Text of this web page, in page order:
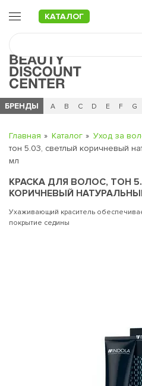
КАТАЛОГ
БРЕНДЫ
Ч 0 - 9 A B C D E F G
Главная Каталог Уход за
тон 5.03, светлый коричневый
мл
КРАСКА ДЛЯ ВОЛОС, ТОН
КОРИЧНЕВЫЙ
Ухаживающий краситель
покрытие седины